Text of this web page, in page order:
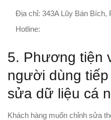
Địa chỉ: 343A Lũy Bán Bích,
Hotline:
5. Phương tiện
người dùng
sửa dữ liệu cá
Khách hàng muốn chỉnh sửa